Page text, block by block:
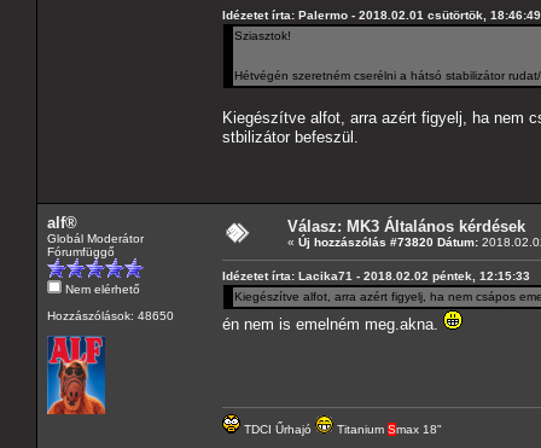
Idézetet írta: Palermo - 2018.02.01 csütörtök, 18:46:49
Sziasztok!
Hétvégén szeretném cserélni a hátsó stabilizátor
Kiegészítve alfot, arra azért figyelj, ha nem
stbilizátor befeszül.
alf®
Globál Moderátor
Fórumfüggő
Nem elérhető
Hozzászólások: 48650
Válasz: MK3 Általános kérdések
« Új hozzászólás #73820 Dátum:
Idézetet írta: Lacika71 - 2018.02.02 péntek, 12:15:33
Kiegészítve alfot, arra azért figyelj, ha nem csápos
én nem is emelném meg.akna.
TDCI Űrhajó Titanium Smax 18"